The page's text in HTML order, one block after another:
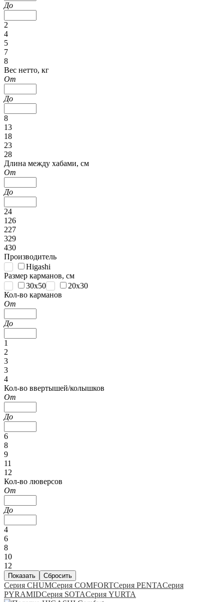
До
2
4
5
7
8
Вес нетто, кг
От
До
8
13
18
23
28
Длина между хабами, см
От
До
24
126
227
329
430
Производитель
Higashi
Размер карманов, см
30x50
20x30
Кол-во карманов
От
До
1
2
3
3
4
Кол-во ввертышей/колышков
От
До
6
8
9
11
12
Кол-во люверсов
От
До
4
6
8
10
12
Серия CHUMСерия COMFORTСерия PENTAСерия
PYRAMIDСерия SOTAСерия YURTA